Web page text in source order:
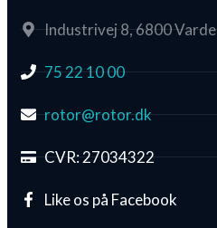
Industrivej 8, 6800 Varde
75 22 10 00
rotor@rotor.dk
CVR: 27034322
Like os på Facebook